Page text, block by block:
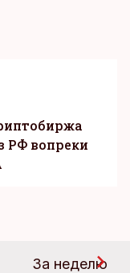
РФ вопреки
За неделю